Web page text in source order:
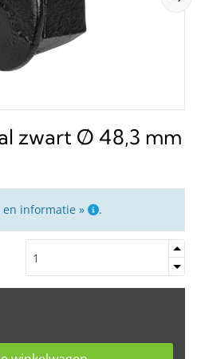
zwart Ø 48,3 mm
en informatie » .